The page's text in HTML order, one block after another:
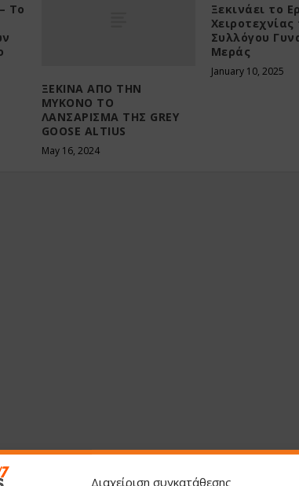
Διαχείριση συγκατάθεσης
Το
ΞΕΚΙΝΑ ΑΠΟ ΤΗΝ
ΜΥΚΟΝΟ ΤΟ
ΛΑΝΣΑΡΙΣΜΑ ΤΗΣ GREY
GOOSE ALTIUS
May 16, 2024
Ξεκινάει το
Χειροτεχνίας
Συλλόγου
Μεράς
January 10, 2025